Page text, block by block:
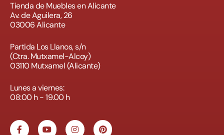
Tienda de Muebles en Alicante
Av. de Aguilera, 26
03006 Alicante
Partida Los Llanos, s/n
(Ctra. Mutxamel-Alcoy)
03110 Mutxamel (Alicante)
Lunes a viernes:
08:00 h - 19.00 h